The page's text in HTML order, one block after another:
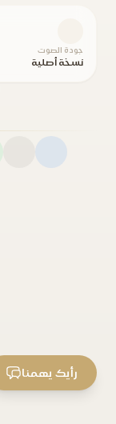
جودة الصوت
نسخة أصلية
رأيك يهمنا